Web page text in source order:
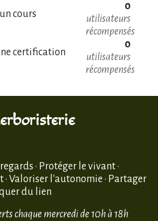
cours
0
utilisateurs
récompensés
certification
0
utilisateurs
récompensés
· Protéger le vivant ·
Valoriser l'autonomie · Partager
du lien
chaque mercredi de 10h à 18h